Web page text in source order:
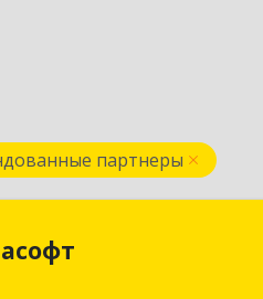
партнеры
Архангельская обл, Котлас г,